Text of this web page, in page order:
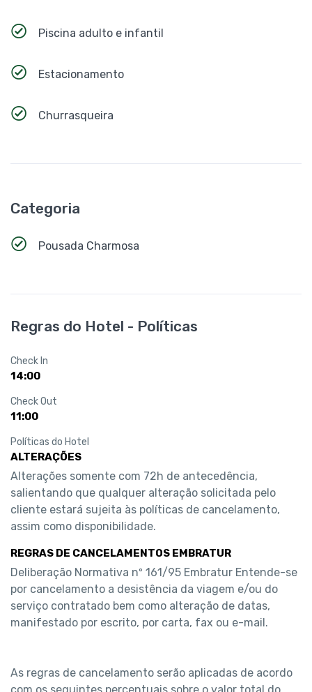
Piscina adulto e infantil
Estacionamento
Churrasqueira
Categoria
Pousada Charmosa
Regras do Hotel - Políticas
Check In
14:00
Check Out
11:00
Políticas do Hotel
ALTERAÇÕES
Alterações somente com 72h de antecedência,
salientando que qualquer alteração solicitada pelo
cliente estará sujeita às políticas de cancelamento,
assim como disponibilidade.
REGRAS DE CANCELAMENTOS EMBRATUR
Deliberação Normativa nº 161/95 Embratur Entende-se
por cancelamento a desistência da viagem e/ou do
serviço contratado bem como alteração de datas,
manifestado por escrito, por carta, fax ou e-mail.
As regras de cancelamento serão aplicadas de acordo